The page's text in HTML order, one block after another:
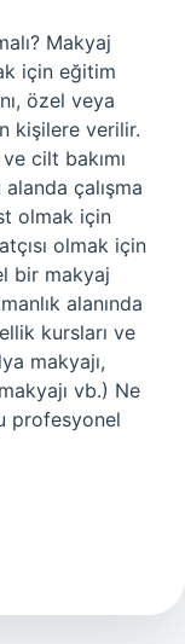
Makyaj
için eğitim
özel veya
kişilere verilir.
cilt bakımı
çalışma
olmak için
olmak için
bir makyaj
alanında
kursları ve
makyajı,
vb.) Ne
profesyonel